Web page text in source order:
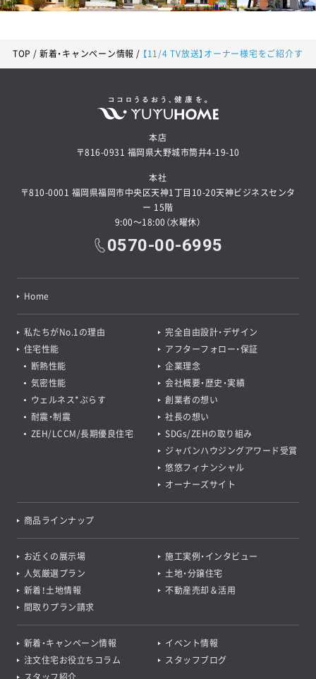
TOP 新着・キャンペーン情報 【11/4 TV放送】オーナー様宅をご紹介す
本店
〒816-0931 福岡県大野城市筒井4-19-10
本社
〒810-0001 福岡県福岡市中央区天神1丁目10-20天神ビジネスセンタ
ー 15階
9:00～18:00（水曜休）
0570-00-6995
Home
私たちがNo.1の理由
完全自由設計・デザイン
住宅性能
断熱性能
気密性能
ウェルネス*ぷらす
耐震・制震
ZEH/LCCM/長期優良住宅
アフターフォロー・保証
企業理念
会社概要・歴史・実績
創業者の想い
社長の想い
SDGs/ZEHの取り組み
ジャパンハウジングアワード受賞
悠悠フィナンシャル
オーナーズサイト
商品ラインナップ
お近くの展示場
施工実例・インタビュー
人気厳選プラン
土地・分譲住宅
新着！土地情報
不動産売却＆活用
間取りプラン請求
新着・キャンペーン情報
イベント情報
注文住宅お役立ちコラム
スタッフブログ